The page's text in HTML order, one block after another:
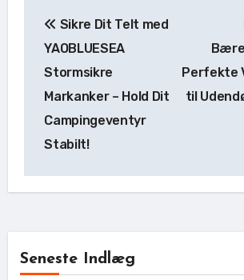
Sikre Dit Telt med
YAOBLUESEA
Stormsikre
Markanker – Hold Dit
Campingeventyr
Stabilt!
Perfekte
til
Seneste Indlæg